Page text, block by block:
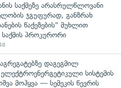
საქმეზე არასრულწლოვანი
ჯგუფურად, განზრახ
წაქეზების" მუხლით
პროკურორი
დაგეგმილ
ელექტროენერგეტიკული სისტემის
მოჰყვა — სემეკის წევრის